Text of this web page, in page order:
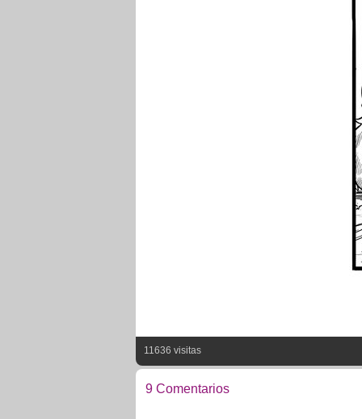
11636 visitas
9 Comentarios